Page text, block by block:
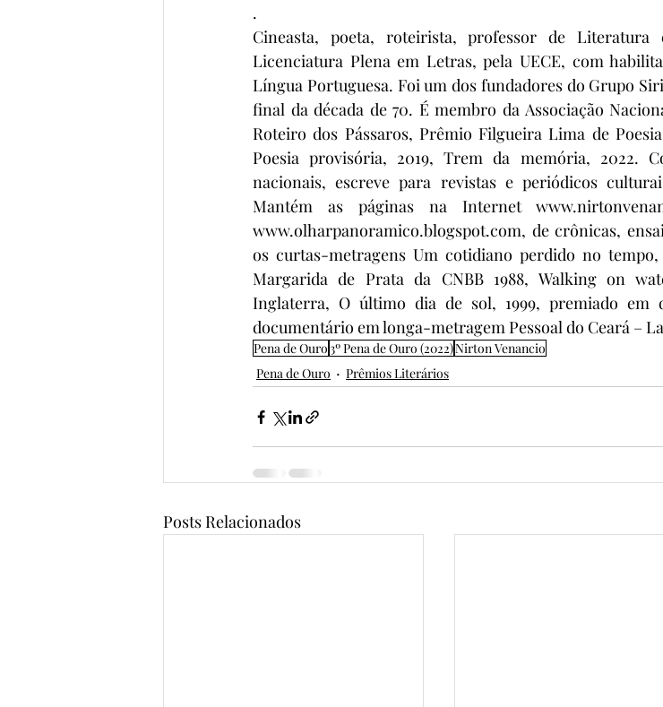
.
Cineasta, poeta, roteirista, professor de
Licenciatura Plena em Letras, pela UECE, com
Língua Portuguesa. Foi um dos fundadores do Grupo
final da década de 70. É membro da Associação
Roteiro dos Pássaros, Prêmio Filgueira Lima de
Poesia provisória, 2019, Trem da memória, 2022.
nacionais, escreve para revistas e periódicos
Mantém as páginas na Internet
www.olharpanoramico.blogspot.com, de crônicas,
os curtas-metragens Um cotidiano perdido no
Margarida de Prata da CNBB 1988, Walking on
Inglaterra, O último dia de sol, 1999, premiado em
documentário em longa-metragem Pessoal do Ceará –
Pena de Ouro3º Pena de Ouro (2022)Nirton Venancio
Pena de Ouro
Prêmios Literários
Posts Relacionados